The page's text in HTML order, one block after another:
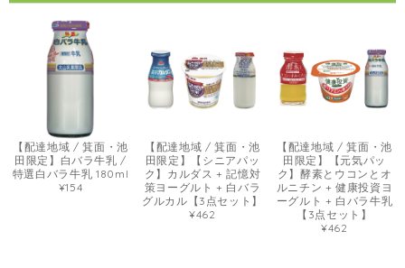
【配達地域 / 箕面・池
田限定】白バラ牛乳 /
特選白バラ牛乳 180ml
¥154
【配達地域 / 箕面・池
田限定】【シニアパッ
ク】カルダス + 記憶対
策ヨーグルト + 白バラ
グルカル【3点セット】
¥462
【配達地域 / 箕面・池
田限定】【元気パッ
ク】酵素とウコンとオ
ルニチン + 健康投資ヨ
ーグルト + 白バラ牛乳
【3点セット】
¥462